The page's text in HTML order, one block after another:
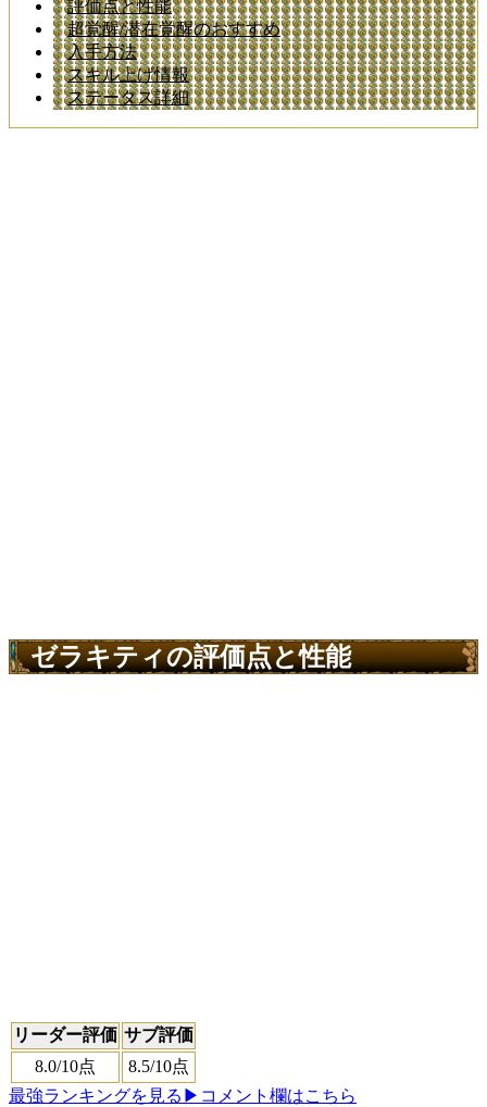
評価点と性能
超覚醒/潜在覚醒のおすすめ
入手方法
スキル上げ情報
ステータス詳細
ゼラキティの評価点と性能
リーダー評価 サブ評価
8.0/10点 8.5/10点
最強ランキングを見る ▶コメント欄はこちら